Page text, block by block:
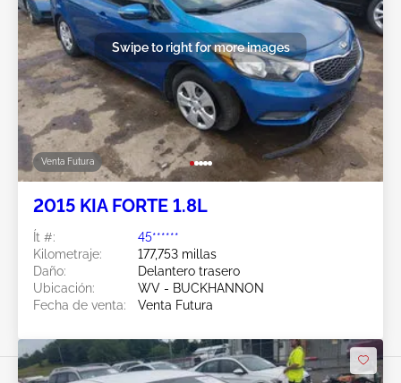
Venta Futura
Swipe to right for more images
2015 KIA FORTE 1.8L
Ít #:
45******
Kilometraje:
177,753 millas
Daño:
Delantero trasero
Ubicación:
WV - BUCKHANNON
Fecha de venta:
Venta Futura